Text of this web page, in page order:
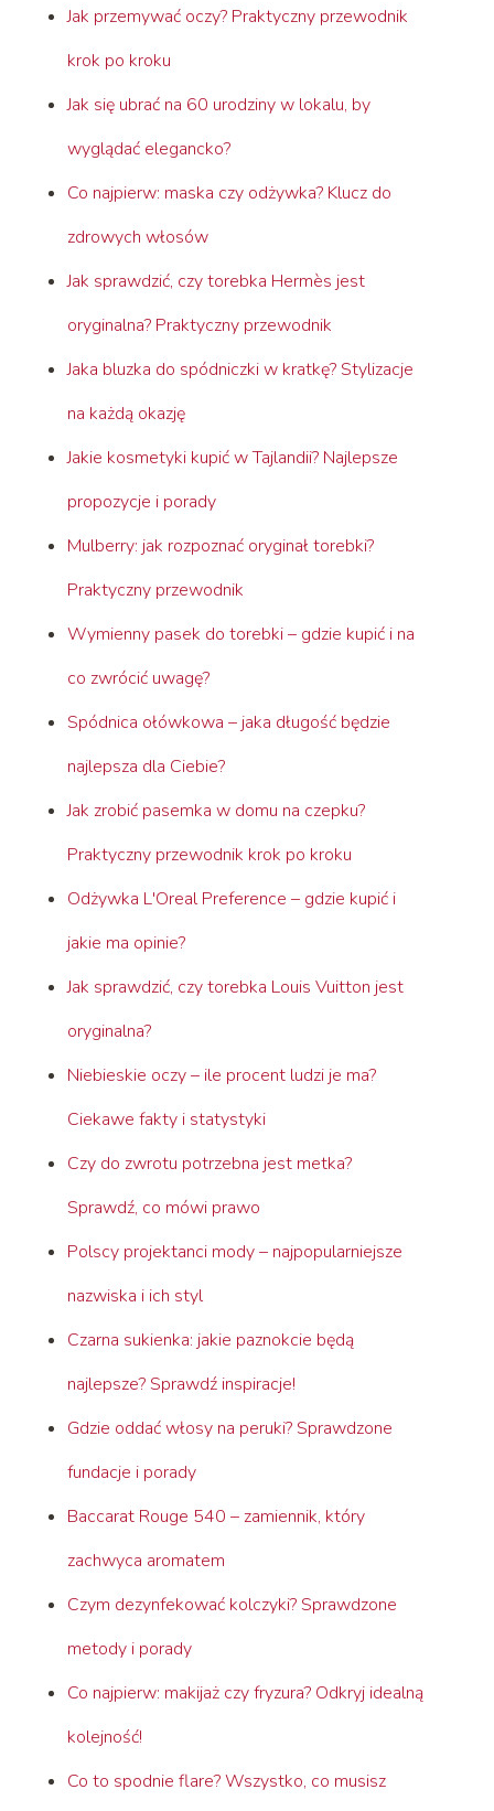
Jak przemywać oczy? Praktyczny przewodnik
krok po kroku
Jak się ubrać na 60 urodziny w lokalu, by
wyglądać elegancko?
Co najpierw: maska czy odżywka? Klucz do
zdrowych włosów
Jak sprawdzić, czy torebka Hermès jest
oryginalna? Praktyczny przewodnik
Jaka bluzka do spódniczki w kratkę? Stylizacje
na każdą okazję
Jakie kosmetyki kupić w Tajlandii? Najlepsze
propozycje i porady
Mulberry: jak rozpoznać oryginał torebki?
Praktyczny przewodnik
Wymienny pasek do torebki – gdzie kupić i na
co zwrócić uwagę?
Spódnica ołówkowa – jaka długość będzie
najlepsza dla Ciebie?
Jak zrobić pasemka w domu na czepku?
Praktyczny przewodnik krok po kroku
Odżywka L'Oreal Preference – gdzie kupić i
jakie ma opinie?
Jak sprawdzić, czy torebka Louis Vuitton jest
oryginalna?
Niebieskie oczy – ile procent ludzi je ma?
Ciekawe fakty i statystyki
Czy do zwrotu potrzebna jest metka?
Sprawdź, co mówi prawo
Polscy projektanci mody – najpopularniejsze
nazwiska i ich styl
Czarna sukienka: jakie paznokcie będą
najlepsze? Sprawdź inspiracje!
Gdzie oddać włosy na peruki? Sprawdzone
fundacje i porady
Baccarat Rouge 540 – zamiennik, który
zachwyca aromatem
Czym dezynfekować kolczyki? Sprawdzone
metody i porady
Co najpierw: makijaż czy fryzura? Odkryj idealną
kolejność!
Co to spodnie flare? Wszystko, co musisz